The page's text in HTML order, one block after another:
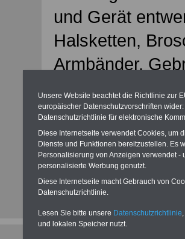
und Gerät
Halsketten,
Armbänder,
und
Objekte aus
Gold, Platin und
Während der
z.B.:
- Kunst- und
Unsere Website beachtet die Richtlinie zur
europäischer Datenschutzvorschriften
Datenschutzrichtlinie für elektronische
Diese Internetseite verwendet Cookies, um
Dienste und Funktionen bereitzustellen. Es
Personalisierung von Anzeigen verwendet
personalisierte Werbung genutzt.
Diese Internetseite macht Gebrauch von
Datenschutzrichtlinie.
Lesen Sie bitte unsere Datenschutzrichtlinie
und lokalen Speicher nutzt.